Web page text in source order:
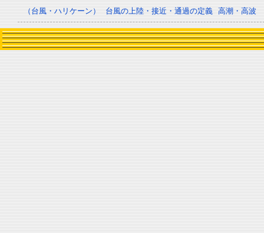
（台風・ハリケーン） 台風の上陸・接近・通過の定義 高潮・高波